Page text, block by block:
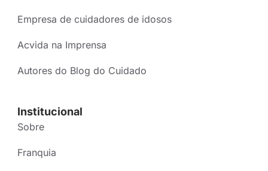
Empresa de cuidadores de idosos
Acvida na Imprensa
Autores do Blog do Cuidado
Institucional
Sobre
Franquia